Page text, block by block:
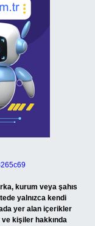
kurum veya şahıs
yalnızca kendi
yer alan içerikler
kişiler hakkında